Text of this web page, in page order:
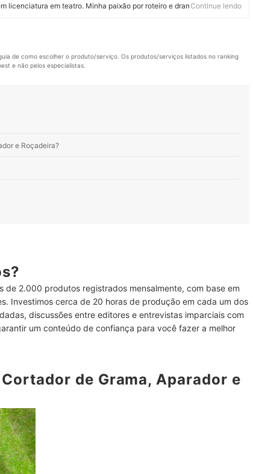
licenciatura em teatro. Minha paixão por roteiro e dramaturgiaContinue lendo
de como escolher o produto/serviço. Os produtos/serviços listados no ranking
e não pelos especialistas.
e Roçadeira?
de Corte de 60 cm ou Mais
por Cortadores com Altura Entre 2 e 5 cm
Propiciam um Uso Confortável e Seguro
o Serviço em Áreas Menores
Repare na Voltagem dos Elétricos
de 2.000 produtos registrados mensalmente, com base em
Investimos cerca de 20 horas de produção em cada um dos
discussões entre editores e entrevistas imparciais com
um conteúdo de confiança para você fazer a melhor
de Grama, Aparador e